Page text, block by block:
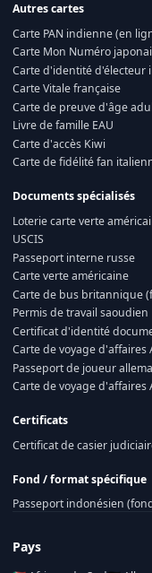
Autres cartes
Carte PAN indienne (en
Carte Mon Numéro
Carte d'identité d'électeur
Carte Vitale française
Carte de preuve d'âge
Livre de famille EAU
Carte d'accès Kiwi
Carte de fidélité fan
Documents spécialisés
Loterie carte verte
USCIS
Passeport interne russe
Carte verte américaine
Carte de bus britannique
Permis de travail saoudien
Certificat d'identité
Carte de voyage d'affaires
Passeport de joueur
Carte de voyage d'affaires
Certificats
Certificat de casier
Fond / format spécifique
Passeport indonésien
Pays